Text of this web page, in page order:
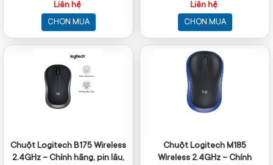
Liên hệ
CHỌN MUA
mượt
Liên hệ
CHỌN MUA
Chuột Logitech B175 Wireless
2.4GHz – Chính hãng, pin lâu,
Chuột Logitech M185
Wireless 2.4GHz – Chính